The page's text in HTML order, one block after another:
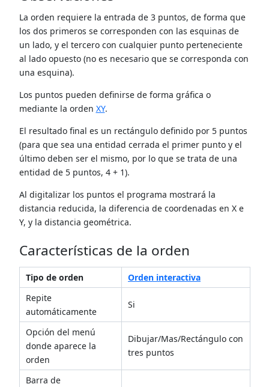
La orden requiere la entrada de 3 puntos, de forma que
los dos primeros se corresponden con las esquinas de
un lado, y el tercero con cualquier punto perteneciente
al lado opuesto (no es necesario que se corresponda con
una esquina).
Los puntos pueden definirse de forma gráfica o
mediante la orden XY.
El resultado final es un rectángulo definido por 5 puntos
(para que sea una entidad cerrada el primer punto y el
último deben ser el mismo, por lo que se trata de una
entidad de 5 puntos, 4 + 1).
Al digitalizar los puntos el programa mostrará la
distancia reducida, la diferencia de coordenadas en X e
Y, y la distancia geométrica.
Características de la orden
Tipo de orden
Orden interactiva
Repite
automáticamente
Si
Opción del menú
donde aparece la
orden
Dibujar/Mas/Rectángulo con
tres puntos
Barra de